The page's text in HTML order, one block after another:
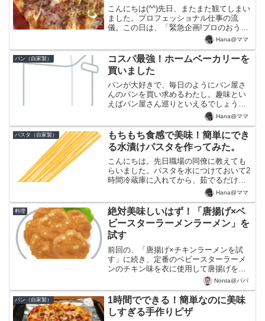
こんにちは(^^)先日、またまた観てしまい
ました。プロフェッショナル仕事の流
儀。この日は、「緊急企画!プロのおうち
ごはん」。この日の企画は、家で過ごす
時間を少しでも楽しくという番組の呼び
かけに、伝説の家政婦から一流料理人ま
で、日本各地のプロ...
Hana@ママ
パン（自家製）
コスパ最強！ホームベーカリーを
買いました
パンが大好きで、毎日のようにパン屋さ
んのパンを買い求めるわたし。趣味とい
えばパン屋さん巡りといえるでしょう
（笑）コンビニに新商品が並ぶ火曜日、
そして翌日水曜日にはコンビニで新しい
パンを購入するものの、それ以外の日
は、ほとんどパン屋さんで買っ...
Hana@ママ
パスタ（自家製）
もちもち食感で美味！簡単にでき
る水漬けパスタを作ってみた。
こんにちは。先日職場の同僚に教えても
らいました。パスタを水につけておいて2
時間冷蔵庫に入れてから、茹でるだけで
生パスタみたいなもちもち食感生パスタ
ができるよーとのこと。しかも、こうし
ておくだけで、茹でる時間は1分位で大丈
夫とのこと。朝試して...
Hana@ママ
料理
絶対美味しいはず！「唐揚げ×ベ
ビースターラーメンラーメン」を
試す
前回の、「唐揚げ×チキンラーメンを試
す」に続き、定番のベビースターラーメ
ンのチキン味を衣に使用して唐揚げを作
ってみました（笑）既に味の想像はでき
るので、絶対美味しいはずです！唐揚げ
は鶏むね肉を使用して、下記のレシピで
下準備します。●鶏むね肉...
Nonta@パパ
パン（自家製）
1時間でできる！簡単なのに美味
しすぎる手作りピザ